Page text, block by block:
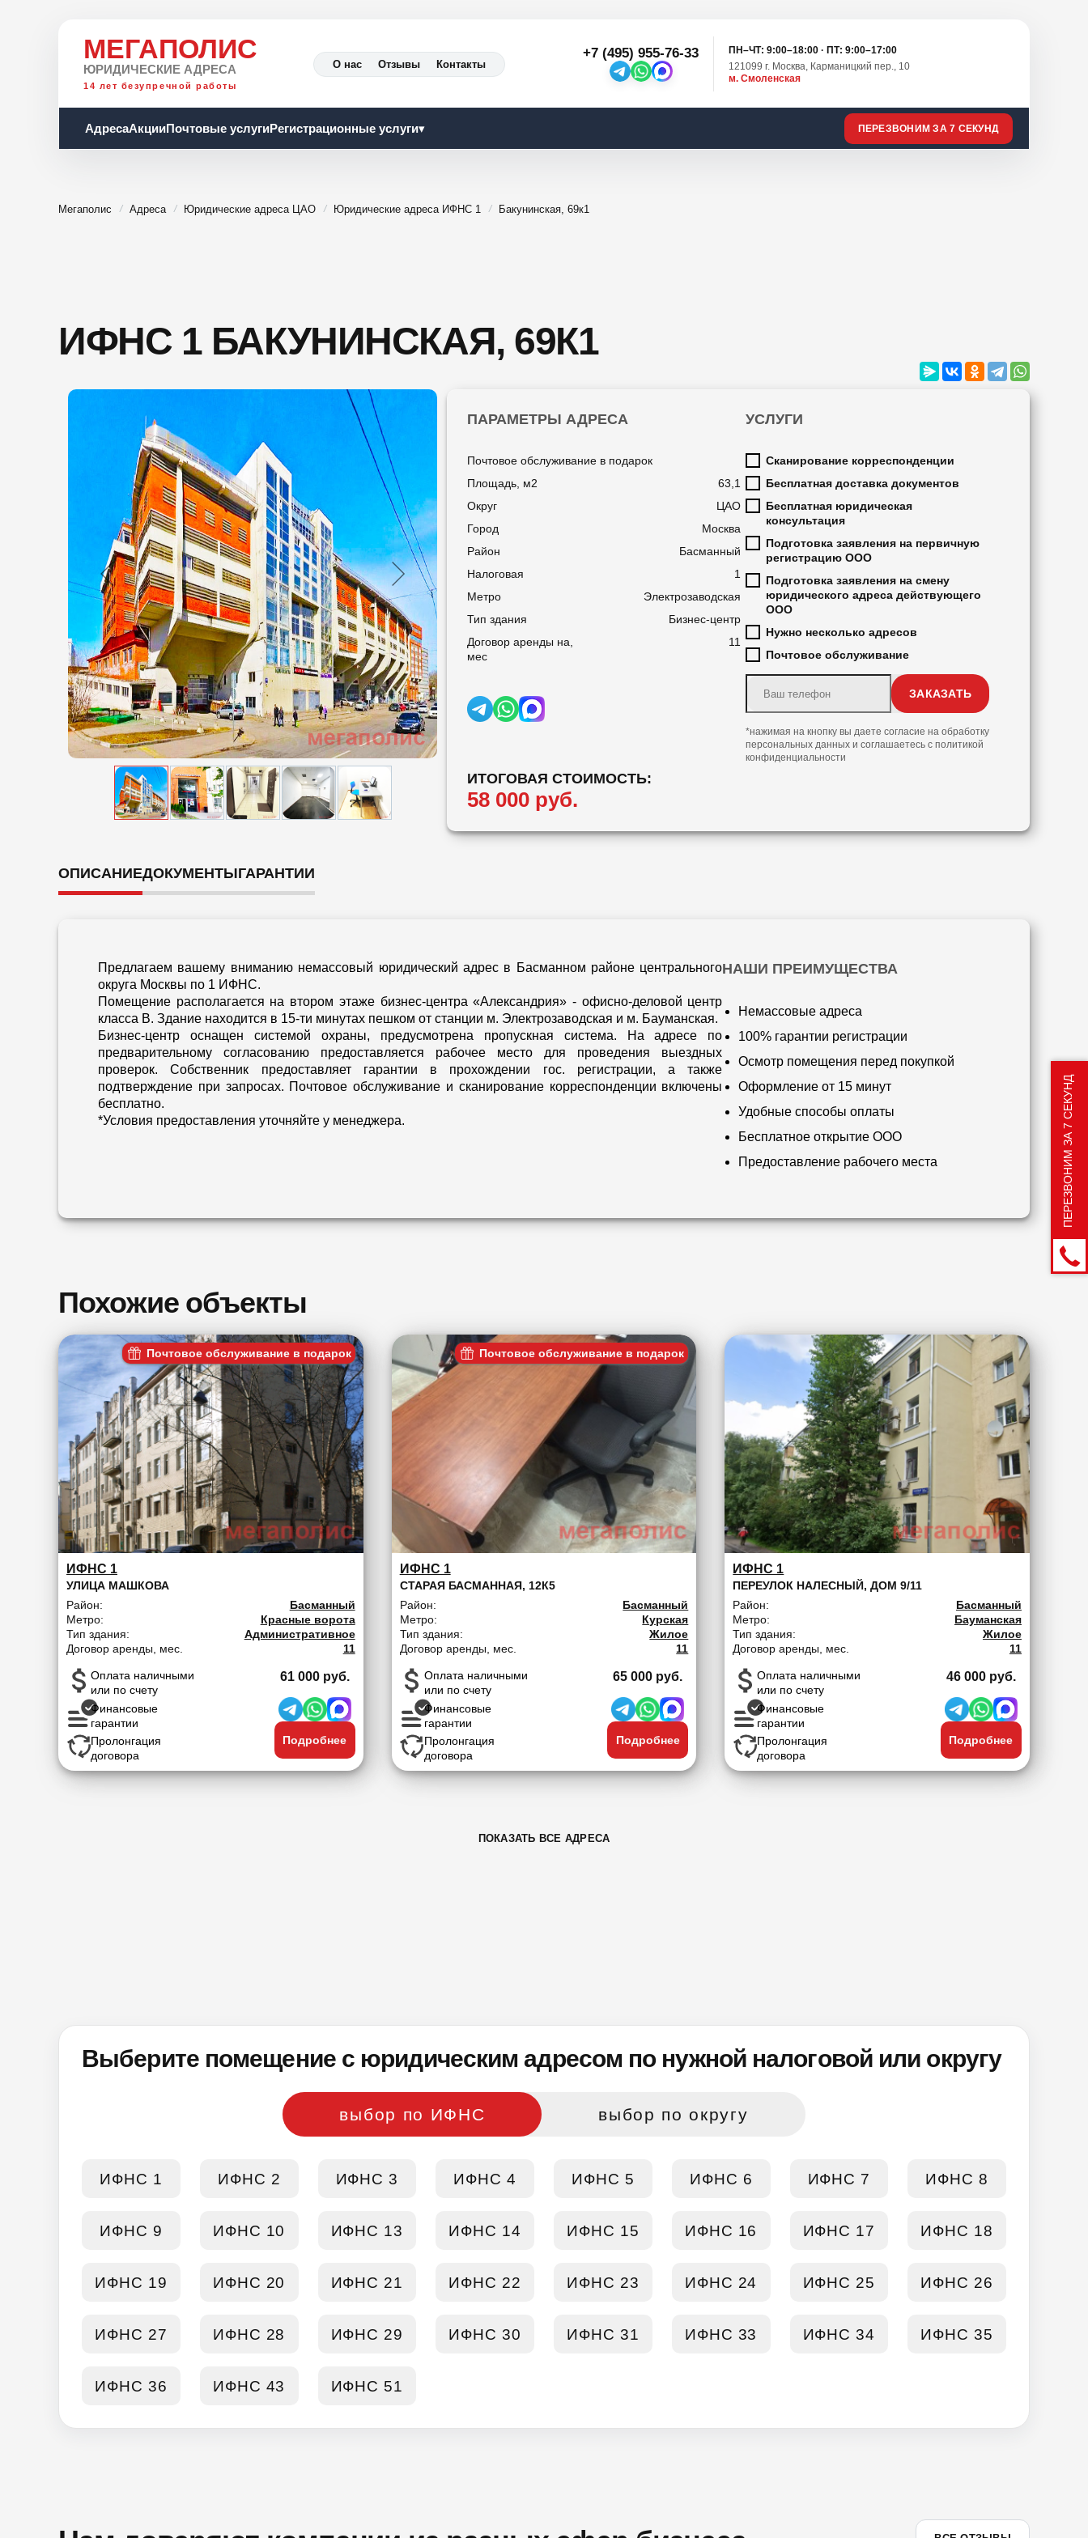
МЕГАПОЛИС
ЮРИДИЧЕСКИЕ АДРЕСА
14 лет безупречной работы
О нас Отзывы Контакты
+7 (495) 955-76-33
ПН–ЧТ: 9:00–18:00 · ПТ: 9:00–17:00
121099 г. Москва, Карманицкий пер., 10
м. Смоленская
АдресаАкцииПочтовые услугиРегистрационные услуги▾ ПЕРЕЗВОНИМ ЗА 7 СЕКУНД
Мегаполис Адреса Юридические адреса ЦАО Юридические адреса ИФНС 1 Бакунинская, 69к1
ИФНС 1 БАКУНИНСКАЯ, 69К1
ПАРАМЕТРЫ АДРЕСА
Почтовое обслуживание в подарок
Площадь, м2
63,1
Округ
ЦАО
Город
Москва
Район
Басманный
Налоговая
1
Метро
Электрозаводская
Тип здания
Бизнес-центр
Договор аренды на,
мес
11
ИТОГОВАЯ СТОИМОСТЬ:
58 000 руб.
УСЛУГИ
Сканирование корреспонденции
Бесплатная доставка документов
Бесплатная юридическая
консультация
Подготовка заявления на первичную
регистрацию ООО
Подготовка заявления на смену
юридического адреса действующего
ООО
Нужно несколько адресов
Почтовое обслуживание
*нажимая на кнопку вы даете согласие на обработку
персональных данных и соглашаетесь с политикой
конфиденциальности
ОПИСАНИЕДОКУМЕНТЫГАРАНТИИ
Предлагаем вашему вниманию немассовый юридический адрес в Басманном районе центрального
округа Москвы по 1 ИФНС.
Помещение располагается на втором этаже бизнес-центра «Александрия» - офисно-деловой центр
класса B. Здание находится в 15-ти минутах пешком от станции м. Электрозаводская и м. Бауманская.
Бизнес-центр оснащен системой охраны, предусмотрена пропускная система. На адресе по
предварительному согласованию предоставляется рабочее место для проведения выездных
проверок. Собственник предоставляет гарантии в прохождении гос. регистрации, а также
подтверждение при запросах. Почтовое обслуживание и сканирование корреспонденции включены
бесплатно.
*Условия предоставления уточняйте у менеджера.
НАШИ ПРЕИМУЩЕСТВА
Немассовые адреса
100% гарантии регистрации
Осмотр помещения перед покупкой
Оформление от 15 минут
Удобные способы оплаты
Бесплатное открытие ООО
Предоставление рабочего места
Похожие объекты
Почтовое обслуживание в подарок
ИФНС 1
УЛИЦА МАШКОВА
Район:
Басманный
Метро:
Красные ворота
Тип здания:
Административное
Договор аренды, мес.
11
Оплата наличными
или по счету
Финансовые
гарантии
Пролонгация
договора
61 000 руб.
Подробнее
Почтовое обслуживание в подарок
ИФНС 1
СТАРАЯ БАСМАННАЯ, 12К5
Район:
Басманный
Метро:
Курская
Тип здания:
Жилое
Договор аренды, мес.
11
Оплата наличными
или по счету
Финансовые
гарантии
Пролонгация
договора
65 000 руб.
Подробнее
ИФНС 1
ПЕРЕУЛОК НАЛЕСНЫЙ, ДОМ 9/11
Район:
Басманный
Метро:
Бауманская
Тип здания:
Жилое
Договор аренды, мес.
11
Оплата наличными
или по счету
Финансовые
гарантии
Пролонгация
договора
46 000 руб.
Подробнее
ПОКАЗАТЬ ВСЕ АДРЕСА
Выберите помещение с юридическим адресом по нужной налоговой или округу
выбор по ИФНС выбор по округу
ИФНС 1 ИФНС 2 ИФНС 3 ИФНС 4 ИФНС 5 ИФНС 6 ИФНС 7 ИФНС 8
ИФНС 9 ИФНС 10 ИФНС 13 ИФНС 14 ИФНС 15 ИФНС 16 ИФНС 17 ИФНС 18
ИФНС 19 ИФНС 20 ИФНС 21 ИФНС 22 ИФНС 23 ИФНС 24 ИФНС 25 ИФНС 26
ИФНС 27 ИФНС 28 ИФНС 29 ИФНС 30 ИФНС 31 ИФНС 33 ИФНС 34 ИФНС 35
ИФНС 36 ИФНС 43 ИФНС 51
ПЕРЕЗВОНИМ ЗА 7 СЕКУНД